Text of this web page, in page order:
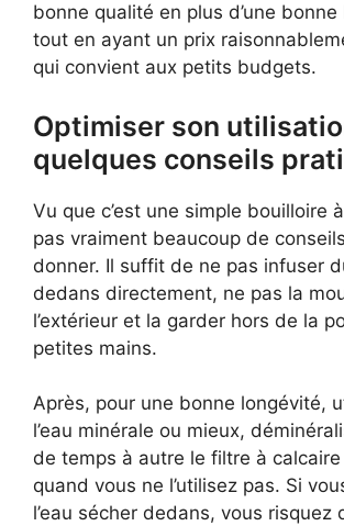
bonne qualité en plus d’une bonne
tout en ayant un prix
qui convient aux petits budgets.
Optimiser son
quelques conseils
Vu que c’est une simple bouilloire
pas vraiment beaucoup de
donner. Il suffit de ne pas infuser
dedans directement, ne pas la
l’extérieur et la garder hors de la
petites mains.
Après, pour une bonne longévité,
l’eau minérale ou mieux,
de temps à autre le filtre à
quand vous ne l’utilisez pas. Si
l’eau sécher dedans, vous risquez